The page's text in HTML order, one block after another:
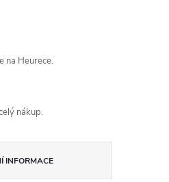
na Heurece.
nákup.
INFORMACE